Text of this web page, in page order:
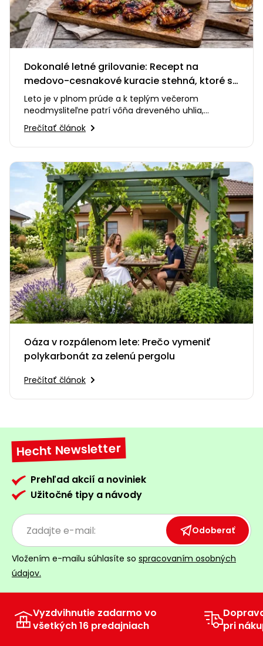
Dokonalé letné grilovanie: Recept na
medovo-cesnakové kuracie stehná, ktoré si
zamilujete
Leto je v plnom prúde a k teplým večerom
neodmysliteľne patrí vôňa dreveného uhlia,
praskanie ohňa a smiech s priateľmi…
Prečítať článok
Oáza v rozpálenom lete: Prečo vymeniť
polykarbonát za zelenú pergolu
Prečítať článok
Hecht Newsletter
Prehľad akcií a noviniek
Užitočné tipy a návody
Odoberať
Vložením e-mailu súhlasíte so spracovaním osobných
údajov.
Vyzdvihnutie zadarmo vo
všetkých 16 predajniach
pri